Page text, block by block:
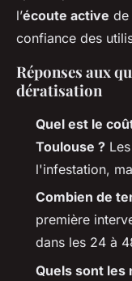
l’écoute active de
confiance des
Réponses aux
dératisation
Quel est le
Toulouse ?
l'infestation,
Combien de
première
dans les 24 à
Quels sont les